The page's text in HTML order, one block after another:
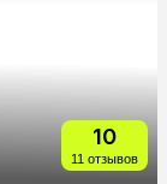
10
11 отзывов